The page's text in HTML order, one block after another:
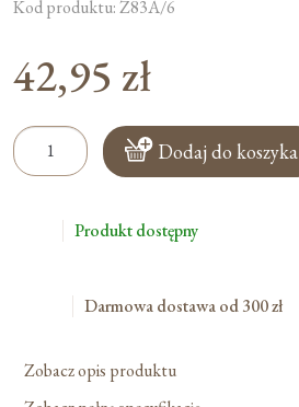
Kod produktu: Z83A/6
42,95 zł
ilość
Zakładka
Dodaj do koszyka
Produkt dostępny
Darmowa dostawa od 300 zł
Zobacz opis produktu